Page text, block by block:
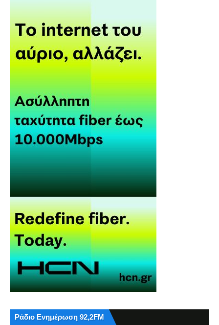
Ράδιο Ενημέρωση 92,2FM